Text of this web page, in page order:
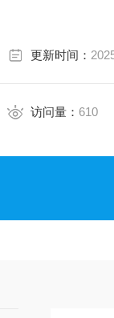
更新时间：
访问量： 610